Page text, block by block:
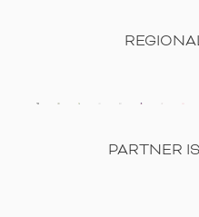
PARTNER